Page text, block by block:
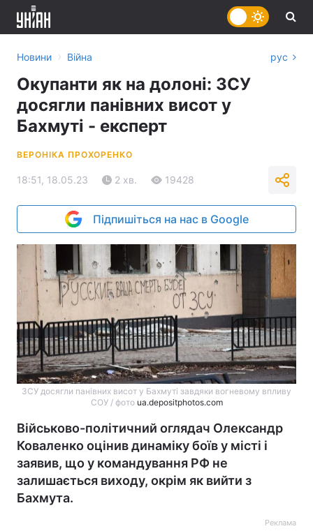
Новини › Війна рус
Окупанти як на долоні: ЗСУ
досягли панівних висот у
Бахмуті - експерт
ВЕРОНІКА ПРОХОРЕНКО
18:51, 18.05.23 2 хв. 19428
Підпишіться на нас в Google
ЗСУ досягли панівних висот у Бахмуті завдяки вогневому впливу
СОУ / фото ua.depositphotos.com
Військово-політичний оглядач Олександр
Коваленко оцінив динаміку боїв у місті і
заявив, що у командування РФ не
залишається виходу, окрім як вийти з
Бахмута.
Реклама